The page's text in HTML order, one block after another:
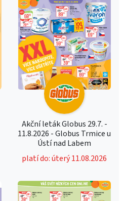
Akční leták Globus 29.7. -
11.8.2026 - Globus Trmice u
Ústí nad Labem
platí do: úterý 11.08.2026